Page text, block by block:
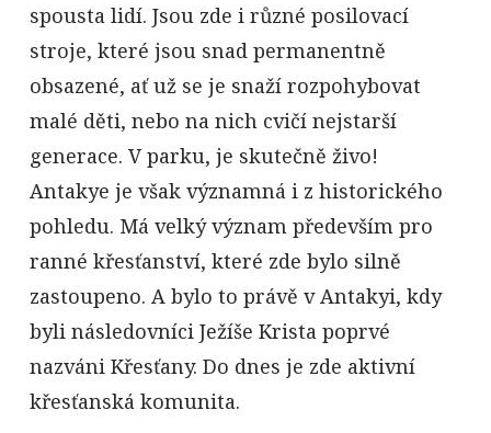
spousta lidí. Jsou zde i různé posilovací
stroje, které jsou snad permanentně
obsazené, ať už se je snaží rozpohybovat
malé děti, nebo na nich cvičí nejstarší
generace. V parku, je skutečně živo!
Antakye je však významná i z historického
pohledu. Má velký význam především pro
ranné křesťanství, které zde bylo silně
zastoupeno. A bylo to právě v Antakyi, kdy
byli následovníci Ježíše Krista poprvé
nazváni Křesťany. Do dnes je zde aktivní
křesťanská komunita.